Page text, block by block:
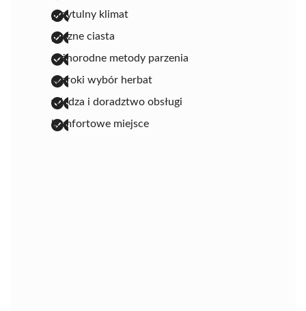
przytulny klimat
pyszne ciasta
różnorodne metody parzenia
szeroki wybór herbat
wiedza i doradztwo obsługi
komfortowe miejsce